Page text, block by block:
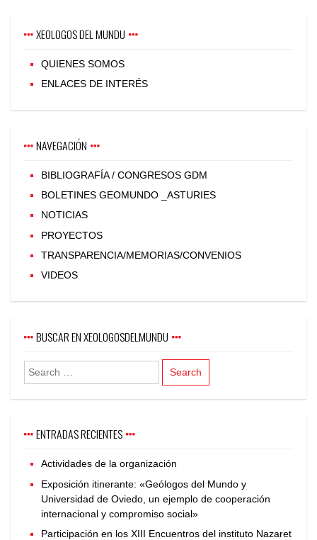
XEOLOGOS DEL MUNDU
QUIENES SOMOS
ENLACES DE INTERÉS
NAVEGACIÓN
BIBLIOGRAFÍA / CONGRESOS GDM
BOLETINES GEOMUNDO _ASTURIES
NOTICIAS
PROYECTOS
TRANSPARENCIA/MEMORIAS/CONVENIOS
VIDEOS
BUSCAR EN XEOLOGOSDELMUNDU
ENTRADAS RECIENTES
Actividades de la organización
Exposición itinerante: «Geólogos del Mundo y
Universidad de Oviedo, un ejemplo de cooperación
internacional y compromiso social»
Participación en los XIII Encuentros del instituto Nazaret